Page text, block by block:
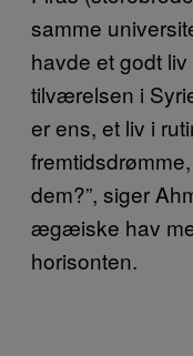
samme
havde et godt
tilværelsen i
er ens, et liv i
dem?”, siger
ægæiske hav
horisonten.